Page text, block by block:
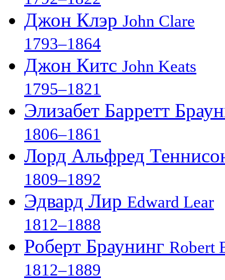
Джон Клэр John Clare
1793–1864
Джон Китс John Keats
1795–1821
Элизабет Барретт
1806–1861
Лорд Альфред
1809–1892
Эдвард Лир Edward Lear
1812–1888
Роберт Браунинг Robert
1812–1889